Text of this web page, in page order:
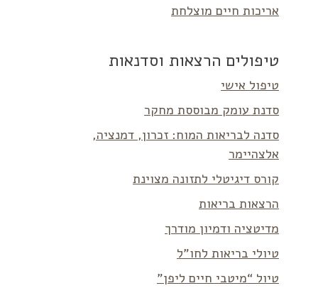
אריכות חיים מוצלחת
טיפולים הרצאות וסדנאות
טיפול אישי
סדנת עומק מבוססת מחקר
סדנה לבריאות המוח: זכרון, דמנציה,
אלצהיימר
קורס דיגיטלי לתזונה מצוינת
הרצאות בריאות
מדיטציה ודמיון מודרך
טיולי בריאות לחו”ל
טיול “מיטבי חיים ליפן”